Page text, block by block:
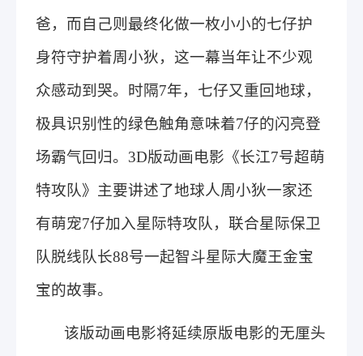
爸，而自己则最终化做一枚小小的七仔护
身符守护着周小狄，这一幕当年让不少观
众感动到哭。时隔7年，七仔又重回地球，
极具识别性的绿色触角意味着7仔的闪亮登
场霸气回归。3D版动画电影《长江7号超萌
特攻队》主要讲述了地球人周小狄一家还
有萌宠7仔加入星际特攻队，联合星际保卫
队脱线队长88号一起智斗星际大魔王金宝
宝的故事。
该版动画电影将延续原版电影的无厘头